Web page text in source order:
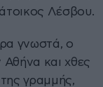
Λέσβου.
γνωστά, ο
και χθες
γραμμής,